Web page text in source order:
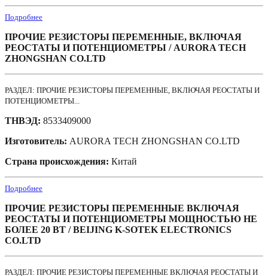
Подробнее
ПРОЧИЕ РЕЗИСТОРЫ ПЕРЕМЕННЫЕ, ВКЛЮЧАЯ
РЕОСТАТЫ И ПОТЕНЦИОМЕТРЫ / AURORA TECH
ZHONGSHAN CO.LTD
РАЗДЕЛ: ПРОЧИЕ РЕЗИСТОРЫ ПЕРЕМЕННЫЕ, ВКЛЮЧАЯ РЕОСТАТЫ И
ПОТЕНЦИОМЕТРЫ...
ТНВЭД: 8533409000
Изготовитель: AURORA TECH ZHONGSHAN CO.LTD
Страна происхождения: Китай
Подробнее
ПРОЧИЕ РЕЗИСТОРЫ ПЕРЕМЕННЫЕ ВКЛЮЧАЯ
РЕОСТАТЫ И ПОТЕНЦИОМЕТРЫ МОЩНОСТЬЮ НЕ
БОЛЕЕ 20 ВТ / BEIJING K-SOTEK ELECTRONICS
CO.LTD
РАЗДЕЛ: ПРОЧИЕ РЕЗИСТОРЫ ПЕРЕМЕННЫЕ ВКЛЮЧАЯ РЕОСТАТЫ И